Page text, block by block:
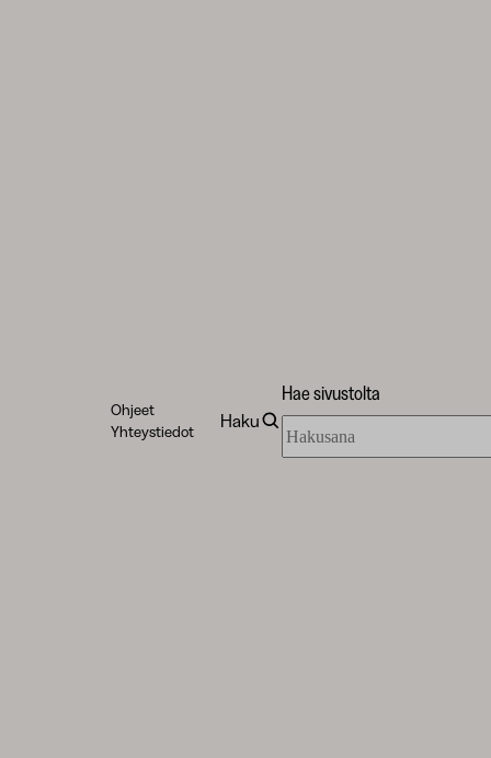
Ohjeet
Yhteystiedot
Haku
Hae sivustolta
sivustolta